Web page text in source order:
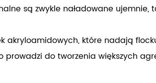
są zwykle naładowane ujemnie,
akryloamidowych, które nadają
do tworzenia większych